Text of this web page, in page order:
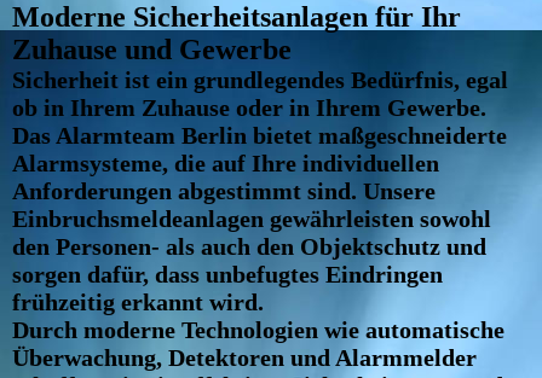
Moderne Sicherheitsanlagen für Ihr
Zuhause und Gewerbe
Sicherheit ist ein grundlegendes Bedürfnis, egal
ob in Ihrem Zuhause oder in Ihrem Gewerbe.
Das Alarmteam Berlin bietet maßgeschneiderte
Alarmsysteme, die auf Ihre individuellen
Anforderungen abgestimmt sind. Unsere
Einbruchsmeldeanlagen gewährleisten sowohl
den Personen- als auch den Objektschutz und
sorgen dafür, dass unbefugtes Eindringen
frühzeitig erkannt wird.
Durch moderne Technologien wie automatische
Überwachung, Detektoren und Alarmmelder